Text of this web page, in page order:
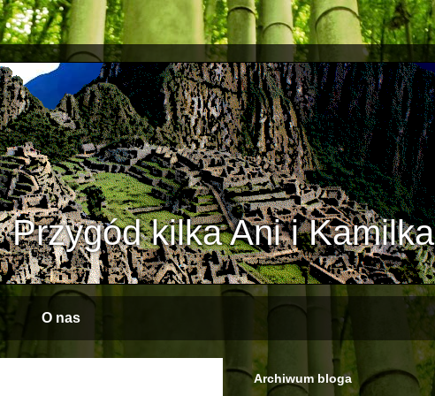
Przygód kilka Ani i Kamilka
O nas
Archiwum bloga